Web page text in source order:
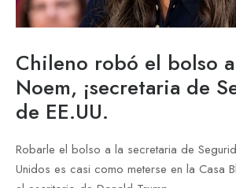
Chileno robó el bolso
Noem, ¡secretaria de
de EE.UU.
Robarle el bolso a la secretaria de
Unidos es casi como meterse en la Casa